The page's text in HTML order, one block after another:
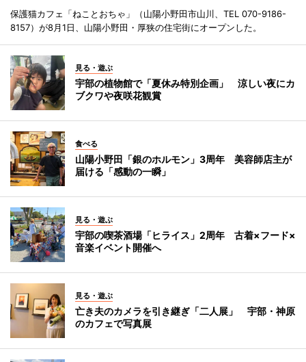
保護猫カフェ「ねことおちゃ」（山陽小野田市山川、TEL 070-9186-
8157）が8月1日、山陽小野田・厚狭の住宅街にオープンした。
見る・遊ぶ
宇部の植物館で「夏休み特別企画」 涼しい夜にカ
ブクワや夜咲花観賞
食べる
山陽小野田「銀のホルモン」3周年 美容師店主が
届ける「感動の一瞬」
見る・遊ぶ
宇部の喫茶酒場「ヒライス」2周年 古着×フード×
音楽イベント開催へ
見る・遊ぶ
亡き夫のカメラを引き継ぎ「二人展」 宇部・神原
のカフェで写真展